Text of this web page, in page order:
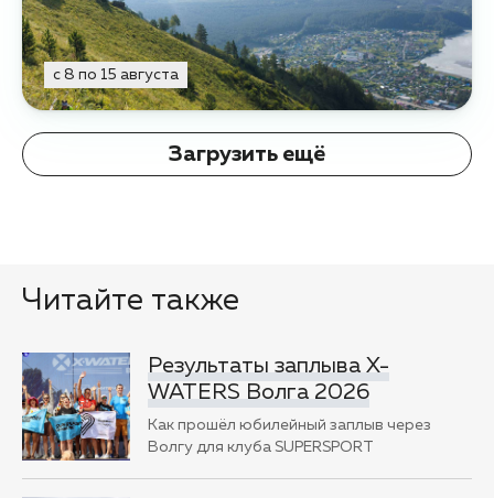
с 8 по 15 августа
Загрузить ещё
Читайте также
Результаты заплыва X-
WATERS Волга 2026
Как прошёл юбилейный заплыв через
Волгу для клуба SUPERSPORT